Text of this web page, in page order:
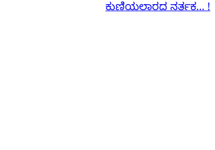
ಕುಣಿಯಲಾರದ ನರ್ತಕ… !